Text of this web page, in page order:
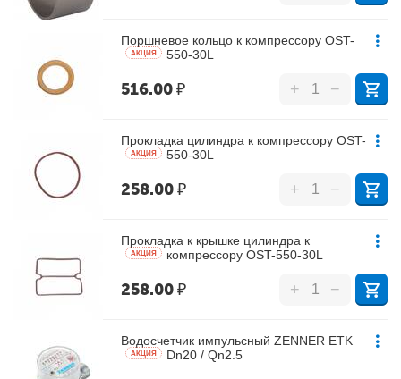
Поршневое кольцо к компрессору OST-
550-30L
AКЦИЯ
516.00₽ + −
Прокладка цилиндра к компрессору OST-
550-30L
AКЦИЯ
258.00₽ + −
Прокладка к крышке цилиндра к
компрессору OST-550-30L
AКЦИЯ
258.00₽ + −
Водосчетчик импульсный ZENNER ETK
Dn20 / Qn2.5
AКЦИЯ